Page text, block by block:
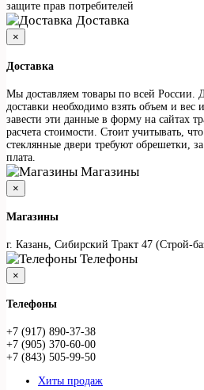
защите прав потребителей
Доставка
×
Доставка
Мы доставляем товары по всей России.
доставки необходимо взять объем и вес
завести эти данные в форму на сайтах
расчета стоимости. Стоит учитывать,
стеклянные двери требуют обрешетки,
плата.
Магазины
×
Магазины
г. Казань, Сибирский Тракт 47 (Строй-
Телефоны
×
Телефоны
+7 (917) 890-37-38
+7 (905) 370-60-00
+7 (843) 505-99-50
Хиты продаж